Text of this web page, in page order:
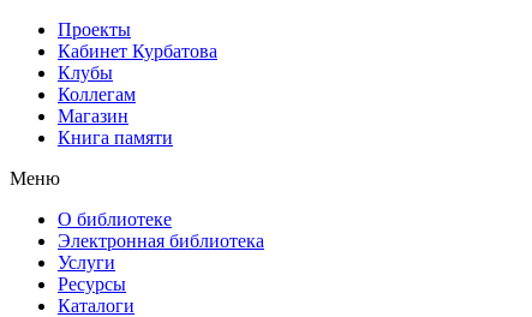
Проекты
Кабинет Курбатова
Клубы
Коллегам
Магазин
Книга памяти
Меню
О библиотеке
Электронная библиотека
Услуги
Ресурсы
Каталоги